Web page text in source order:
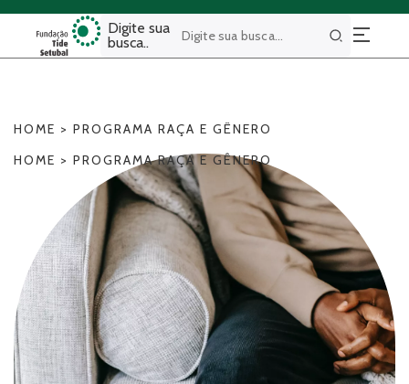
Digite sua
busca..
Buscar
HOME > PROGRAMA RAÇA E GÊNERO
HOME > PROGRAMA RAÇA E GÊNERO